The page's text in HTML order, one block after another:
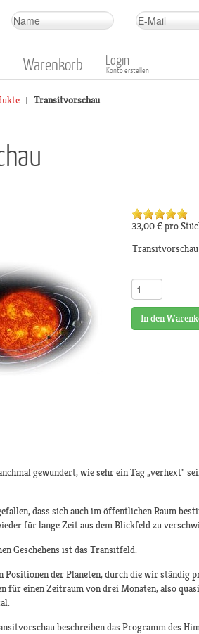
Warenkorb Login
Konto erstellen
Transitvorschau
33,00 € pro
Transitvorschau
In den
gewundert, wie sehr ein Tag „verhext"
dass sich auch im öffentlichen Raum
für lange Zeit aus dem Blickfeld zu
Geschehens ist das Transitfeld.
Positionen der Planeten, durch die wir ständig
für einen Zeitraum von drei Monaten, also
beschreiben das Programm des